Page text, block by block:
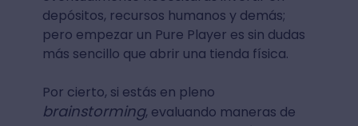
depósitos, recursos humanos y demás;
pero empezar un Pure Player es sin dudas
más sencillo que abrir una tienda física.
Por cierto, si estás en pleno
brainstorming, evaluando maneras de